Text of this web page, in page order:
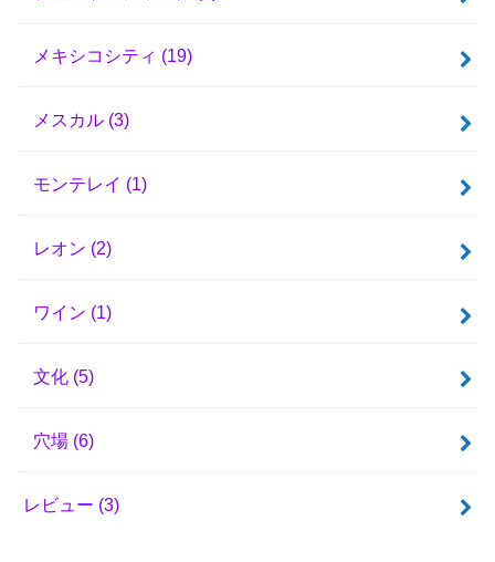
メキシコシティ (19)
メスカル (3)
モンテレイ (1)
レオン (2)
ワイン (1)
文化 (5)
穴場 (6)
レビュー (3)